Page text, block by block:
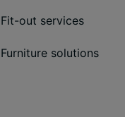
Fit-out services
Furniture solutions